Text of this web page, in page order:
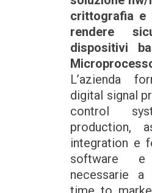
crittografia e
rendere
dispositivi
L’azienda
digital signal
control
production,
integration e
software
necessarie a